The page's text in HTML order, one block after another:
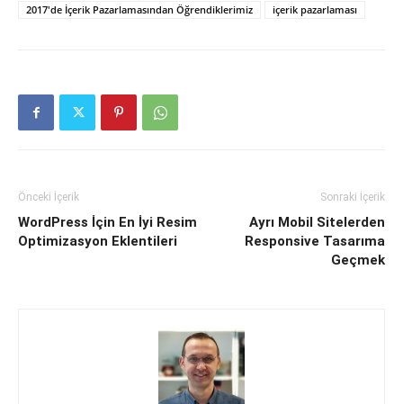
2017'de İçerik Pazarlamasından Öğrendiklerimiz
içerik pazarlaması
Önceki İçerik
WordPress İçin En İyi Resim
Optimizasyon Eklentileri
Sonraki İçerik
Ayrı Mobil Sitelerden
Responsive Tasarıma
Geçmek